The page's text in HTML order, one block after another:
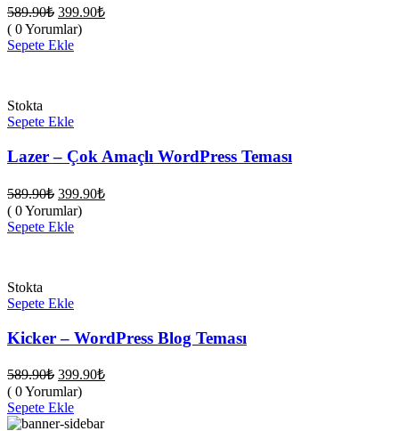
589.90₺ Orijinal
fiyat:
589.90₺.
399.90₺Şu
( 0 Yorumlar)
Sepete Ekle
Stokta
Sepete Ekle
Lazer – Çok Amaçlı WordPress Teması
589.90₺ Orijinal
fiyat:
589.90₺.
399.90₺Şu
( 0 Yorumlar)
Sepete Ekle
Stokta
Sepete Ekle
Kicker – WordPress Blog Teması
589.90₺ Orijinal
fiyat:
589.90₺.
399.90₺Şu
399.90₺.
( 0 Yorumlar)
Sepete Ekle